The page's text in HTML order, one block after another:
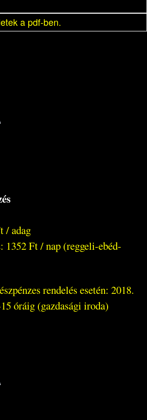
a pdf-ben.
/ adag
Ft / nap (reggeli-ebéd-
rendelés esetén: 2018.
óráig (gazdasági iroda)